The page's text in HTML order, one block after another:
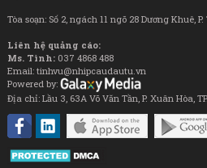
Tòa soạn: Số 2, ngách 11 ngõ 28 Dương Khuê,
Liên hệ quảng cáo:
Ms. Tình: 037 4868 488
Email: tinhvu@nhipcaudautu.vn
Powered by:
Địa chỉ: Lầu 3, 63A Võ Văn Tần, P. Xuân Hòa,